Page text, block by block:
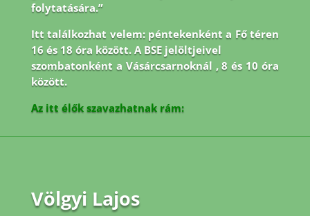
folytatására.”
Itt találkozhat velem: péntekenként a Fő téren
16 és 18 óra között. A BSE jelöltjeivel
szombatonként a Vásárcsarnoknál , 8 és 10 óra
között.
Az itt élők szavazhatnak rám:
Völgyi Lajos